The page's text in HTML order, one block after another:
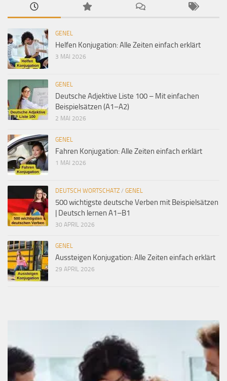
GENEL
Helfen Konjugation: Alle Zeiten einfach erklärt
3 MAI 2026
GENEL
Deutsche Adjektive Liste 100 – Mit einfachen
Beispielsätzen (A1–A2)
2 MAI 2026
GENEL
Fahren Konjugation: Alle Zeiten einfach erklärt
1 MAI 2026
DEUTSCH WORTSCHATZ / GENEL
500 wichtigste deutsche Verben mit Beispielsätzen
| Deutsch lernen A1–B1
30 APRIL 2026
GENEL
Aussteigen Konjugation: Alle Zeiten einfach erklärt
29 APRIL 2026